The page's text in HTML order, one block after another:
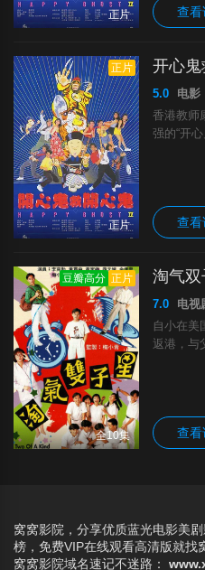
正片 查
正片
正片
开心鬼
5.0 电影
香港教师
强的“开
查
豆瓣高分 正片
全10集
淘气双
7.0 电视
自小在美
返港，与
查
窝窝影院，分享优质蓝光电影美
榜，免费VIP在线观看高清版就找
窝窝影院域名速记不迷路：